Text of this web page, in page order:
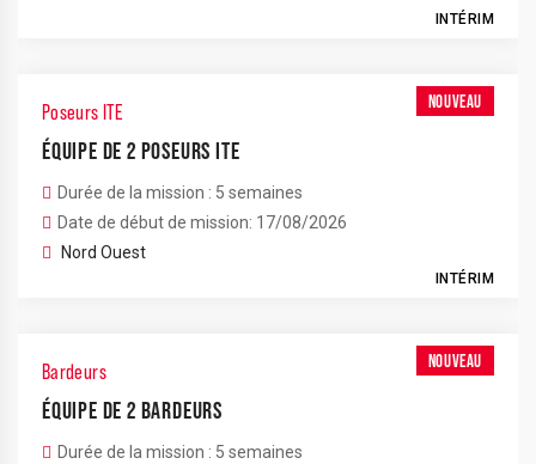
INTÉRIM
NOUVEAU
Poseurs ITE
ÉQUIPE DE 2 POSEURS ITE
Durée de la mission : 5 semaines
Date de début de mission: 17/08/2026
Nord Ouest
INTÉRIM
NOUVEAU
Bardeurs
ÉQUIPE DE 2 BARDEURS
Durée de la mission : 5 semaines